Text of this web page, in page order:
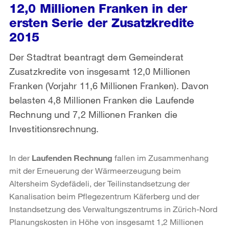
12,0 Millionen Franken in der
ersten Serie der Zusatzkredite
2015
Der Stadtrat beantragt dem Gemeinderat
Zusatzkredite von insgesamt 12,0 Millionen
Franken (Vorjahr 11,6 Millionen Franken). Davon
belasten 4,8 Millionen Franken die Laufende
Rechnung und 7,2 Millionen Franken die
Investitionsrechnung.
In der Laufenden Rechnung fallen im Zusammenhang
mit der Erneuerung der Wärmeerzeugung beim
Altersheim Sydefädeli, der Teilinstandsetzung der
Kanalisation beim Pflegezentrum Käferberg und der
Instandsetzung des Verwaltungszentrums in Zürich-Nord
Planungskosten in Höhe von insgesamt 1,2 Millionen